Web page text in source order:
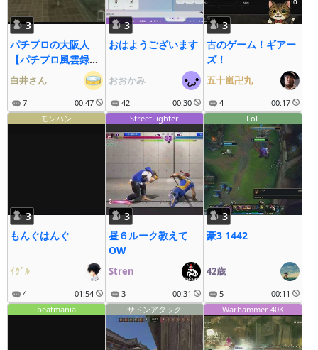
3
パチプロの大阪人
【パチプロ風雲録
5】
白井さん
7 00:47
3
おはようございます
おおかみ
42 00:30
3
古のゲーム！ギアー
ズ！
五十嵐卍丸
4
00:17
モンハン
3
もんぐはんぐ
ｲｸﾞﾙ
4 01:54
StreetFighter
3
昼６ルーク教えて
OW
Stren
3 00:31
LoL
3
豪3 1442
42歳
5
00:11
beatmania
サドンアタック Warhammer 40K